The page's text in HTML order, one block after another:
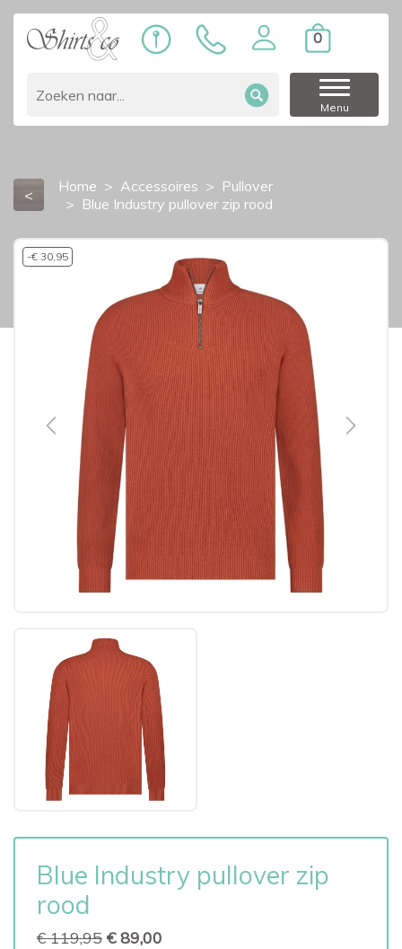
0
Menu
< Home Accessoires
Pullover
Blue Industry pullover zip rood
-€ 30,95
Previous Next
Blue Industry pullover zip
rood
€ 119,95 € 89,00